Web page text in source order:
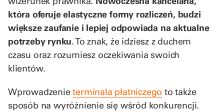
która oferuje elastyczne formy rozliczeń, budzi
większe zaufanie i lepiej odpowiada na aktualne
potrzeby rynku. To znak, że idziesz z duchem
czasu oraz rozumiesz oczekiwania swoich
klientów.
Wprowadzenieterminala płatniczego to także
sposób na wyróżnienie się wśród konkurencji.